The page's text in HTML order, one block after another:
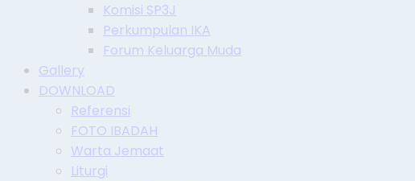
Komisi SP3J
Perkumpulan IKA
Forum Keluarga Muda
Gallery
DOWNLOAD
Referensi
FOTO IBADAH
Warta Jemaat
Liturgi